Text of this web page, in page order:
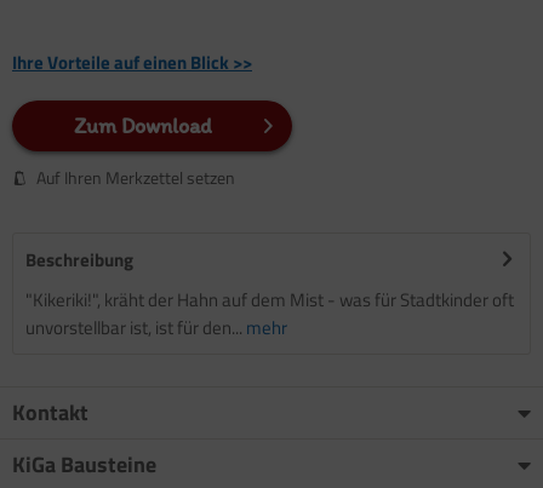
Ihre Vorteile auf einen Blick >>
Zum Download
Auf Ihren Merkzettel setzen
Beschreibung
"Kikeriki!", kräht der Hahn auf dem Mist - was für Stadtkinder oft
unvorstellbar ist, ist für den... mehr
Kontakt
KiGa Bausteine